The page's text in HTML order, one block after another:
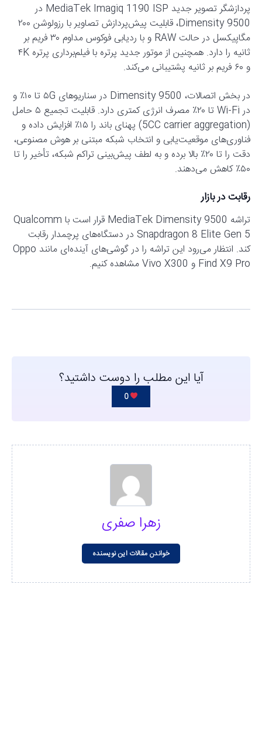
پردازشگر تصویر جدید MediaTek Imagiq 1190 ISP در
Dimensity 9500، قابلیت پیش‌پردازش تصاویر با رزولوشن ۲۰۰
مگاپیکسل در حالت RAW و با ردیابی فوکوس مداوم ۳۰ فریم بر
ثانیه را دارد. همچنین از موتور جدید پرتره با فیلم‌برداری پرتره ۴K
و ۶۰ فریم بر ثانیه پشتیبانی می‌کند.
در بخش اتصالات، Dimensity 9500 در سناریوهای ۵G تا ۱۰٪ و
در Wi-Fi تا ۲۰٪ مصرف انرژی کمتری دارد. قابلیت تجمیع ۵ حامل
(5CC carrier aggregation) پهنای باند را ۱۵٪ افزایش داده و
فناوری‌های موقعیت‌یابی و انتخاب شبکه مبتنی بر هوش مصنوعی،
دقت را تا ۲۰٪ بالا برده و به لطف پیش‌بینی تراکم شبکه، تأخیر را تا
۵۰٪ کاهش می‌دهند.
رقابت در بازار
تراشه MediaTek Dimensity 9500 قرار است با Qualcomm
Snapdragon 8 Elite Gen 5 در دستگاه‌های پرچمدار رقابت
کند. انتظار می‌رود این تراشه را در گوشی‌های آینده‌ای مانند Oppo
Find X9 Pro و Vivo X300 مشاهده کنیم.
آیا این مطلب را دوست داشتید؟
0
زهرا صفری
خواندن مقالات این نویسنده